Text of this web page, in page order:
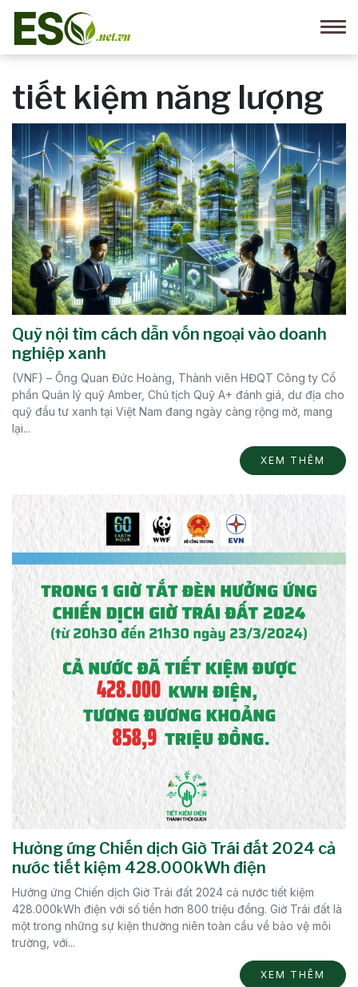
tiết kiệm năng lượng
Quỹ nội tìm cách dẫn vốn ngoại vào doanh
nghiệp xanh
(VNF) – Ông Quan Đức Hoàng, Thành viên HĐQT Công ty Cổ
phần Quản lý quỹ Amber, Chủ tịch Quỹ A+ đánh giá, dư địa cho
quỹ đầu tư xanh tại Việt Nam đang ngày càng rộng mở, mang
lại...
XEM THÊM
Hưởng ứng Chiến dịch Giờ Trái đất 2024 cả
nước tiết kiệm 428.000kWh điện
Hưởng ứng Chiến dịch Giờ Trái đất 2024 cả nước tiết kiệm
428.000kWh điện với số tiền hơn 800 triệu đồng. Giờ Trái đất là
một trong những sự kiện thường niên toàn cầu về bảo vệ môi
trường, với...
XEM THÊM